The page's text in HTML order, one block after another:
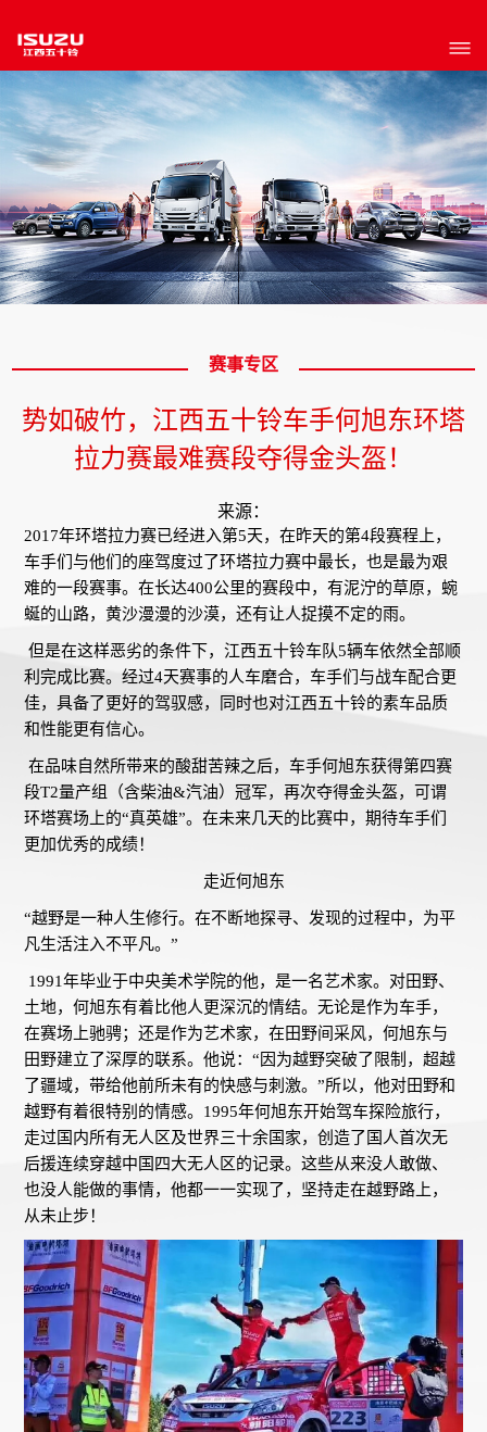
赛事专区
势如破竹，江西五十铃车手何旭东环塔
拉力赛最难赛段夺得金头盔！
来源：
2017年环塔拉力赛已经进入第5天，在昨天的第4段赛程上，
车手们与他们的座驾度过了环塔拉力赛中最长，也是最为艰
难的一段赛事。在长达400公里的赛段中，有泥泞的草原，蜿
蜒的山路，黄沙漫漫的沙漠，还有让人捉摸不定的雨。
但是在这样恶劣的条件下，江西五十铃车队5辆车依然全部顺
利完成比赛。经过4天赛事的人车磨合，车手们与战车配合更
佳，具备了更好的驾驭感，同时也对江西五十铃的素车品质
和性能更有信心。
在品味自然所带来的酸甜苦辣之后，车手何旭东获得第四赛
段T2量产组（含柴油&汽油）冠军，再次夺得金头盔，可谓
环塔赛场上的“真英雄”。在未来几天的比赛中，期待车手们
更加优秀的成绩！
走近何旭东
“越野是一种人生修行。在不断地探寻、发现的过程中，为平
凡生活注入不平凡。”
1991年毕业于中央美术学院的他，是一名艺术家。对田野、
土地，何旭东有着比他人更深沉的情结。无论是作为车手，
在赛场上驰骋；还是作为艺术家，在田野间采风，何旭东与
田野建立了深厚的联系。他说：“因为越野突破了限制，超越
了疆域，带给他前所未有的快感与刺激。”所以，他对田野和
越野有着很特别的情感。1995年何旭东开始驾车探险旅行，
走过国内所有无人区及世界三十余国家，创造了国人首次无
后援连续穿越中国四大无人区的记录。这些从来没人敢做、
也没人能做的事情，他都一一实现了，坚持走在越野路上，
从未止步！